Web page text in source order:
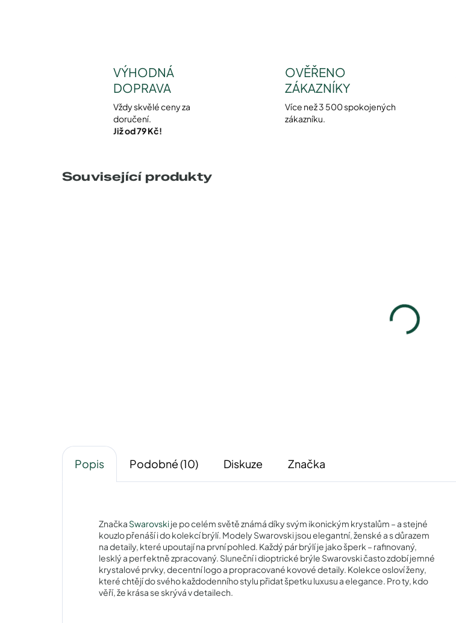
VÝHODNÁ
DOPRAVA
Vždy skvělé ceny za
doručení.
Již od 79 Kč!
OVĚŘENO
ZÁKAZNÍKY
Více než 3 500 spokojených
zákazníku.
Související produkty
Popis Podobné (10) Diskuze Značka
Značka Swarovskije po celém světě známá díky svým ikonickým krystalům – a stejné
kouzlo přenáší i do kolekcí brýlí. Modely Swarovski jsou elegantní, ženské a s důrazem
na detaily, které upoutají na první pohled. Každý pár brýlí je jako šperk – rafinovaný,
lesklý a perfektně zpracovaný. Sluneční i dioptrické brýle Swarovski často zdobí jemné
krystalové prvky, decentní logo a propracované kovové detaily. Kolekce osloví ženy,
které chtějí do svého každodenního stylu přidat špetku luxusu a elegance. Pro ty, kdo
věří, že krása se skrývá v detailech.